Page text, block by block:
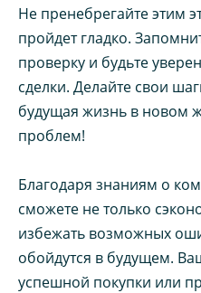
Не пренебрегайте этим
пройдет гладко.
проверку и будьте
сделки. Делайте свои
будущая жизнь в новом
проблем!
Благодаря знаниям о
сможете не только
избежать возможных
обойдутся в будущем.
успешной покупки или